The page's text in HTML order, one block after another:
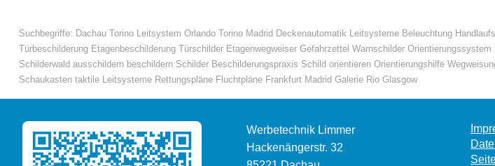
Suchbegriffe: Dachau Torino Leitsystem Orlando Torino Madrid Deckenautomatik Leitsysteme Beleuchtung
Türbeschilderung Etagenbeschilderung Türschilder Etagenwegweiser Gefahrzettel Warnschilder
Schilderwald ausschildern beschildern Schilder Beschilderungspraxis Schild orientieren Orientierungshilfe
Schaukasten taktile Leitsysteme Rettungspläne Fluchtpläne Frankfurt Madrid Galerie Rio Glasgow
Werbetechnik Limmer
Hackenängerstr. 32